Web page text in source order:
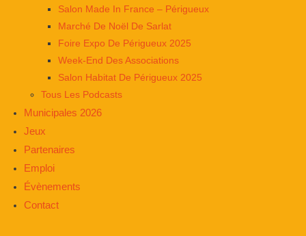
Salon Made In France – Périgueux
Marché De Noël De Sarlat
Foire Expo De Périgueux 2025
Week-End Des Associations
Salon Habitat De Périgueux 2025
Tous Les Podcasts
Municipales 2026
Jeux
Partenaires
Emploi
Évènements
Contact